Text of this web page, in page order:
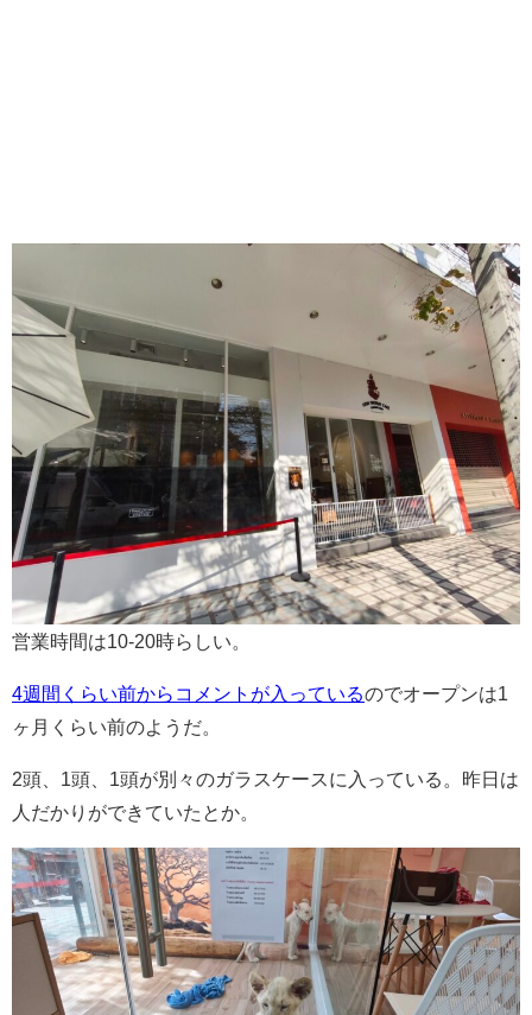
営業時間は10-20時らしい。
4週間くらい前からコメントが入っているのでオープンは1
ヶ月くらい前のようだ。
2頭、1頭、1頭が別々のガラスケースに入っている。昨日は
人だかりができていたとか。